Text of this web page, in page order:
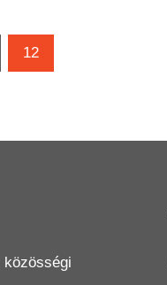
12
közösségi